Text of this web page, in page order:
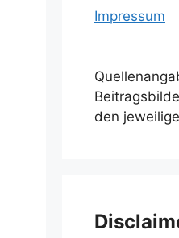
Impressum
den